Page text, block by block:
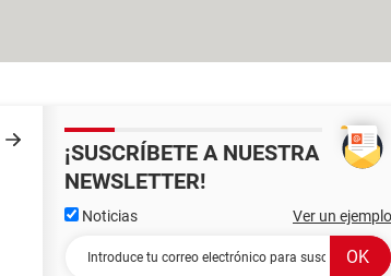
¡SUSCRÍBETE A NUESTRA
NEWSLETTER!
Noticias Ver un ejemplo